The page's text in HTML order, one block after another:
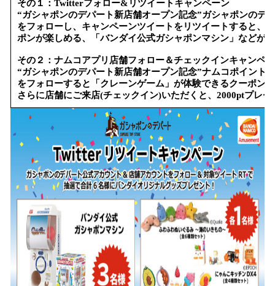
その１：Twitterフォロー&リツイートキャンペーン
“ガシャポンのデパート新店舗オープン記念”ガシャポンのデ
をフォローし、キャンペーンツイートをリツイートすると、
ポンが楽しめる、「バンダイ公式ガシャポンマシン」などが
その２：ナムコアプリ店舗フォロー＆チェックインキャンペ
“ガシャポンのデパート新店舗オープン記念”ナムコポイント
をフォローすると「クレーンゲーム」が体験できるクーポン
さらに店舗にご来店(チェックイン)いただくと、2000ptプレゼ